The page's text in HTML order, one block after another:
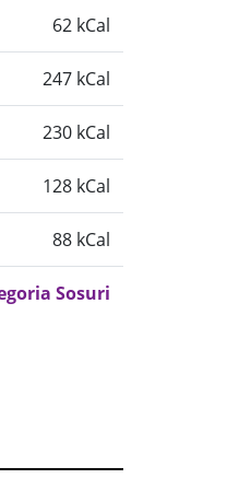
62 kCal
247 kCal
230 kCal
128 kCal
88 kCal
Sosuri